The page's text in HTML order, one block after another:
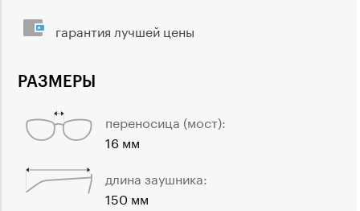
РАЗМЕРЫ
переносица (мост):
16 мм
длина заушника:
150 мм
гарантия лучшей цены